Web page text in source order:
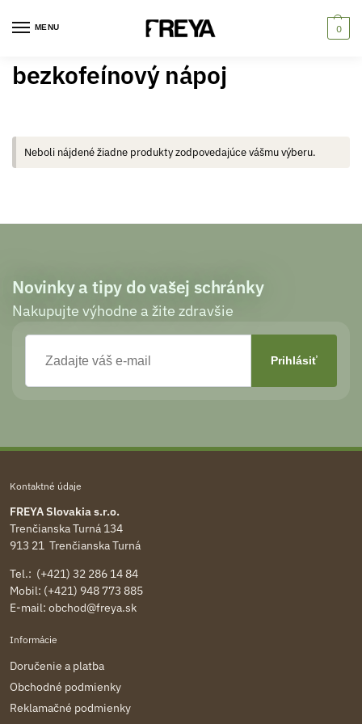
MENU 0
bezkofeínový nápoj
Neboli nájdené žiadne produkty zodpovedajúce vášmu výberu.
Novinky a tipy do vašej schránky
Nakupujte výhodne a žite zdravšie
Kontaktné údaje
FREYA Slovakia s.r.o.
Trenčianska Turná 134
913 21 Trenčianska Turná
Tel.: (+421) 32 286 14 84
Mobil: (+421) 948 773 885
E-mail: obchod@freya.sk
Informácie
Doručenie a platba
Obchodné podmienky
Reklamačné podmienky